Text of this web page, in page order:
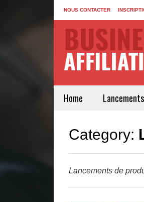
NOUS CONTACTER
Home Lancements
Category:
Lancements de